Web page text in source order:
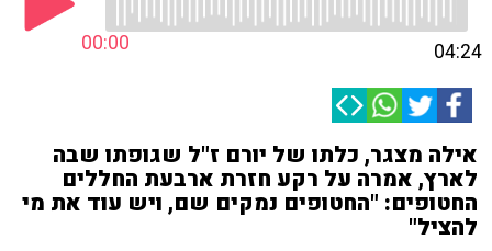
00:00 04:24
אילה מצגר, כלתו של יורם ז"ל שגופתו שבה
לארץ, אמרה על רקע חזרת ארבעת החללים
החטופים: "החטופים נמקים שם, ויש עוד את מי
להציל"